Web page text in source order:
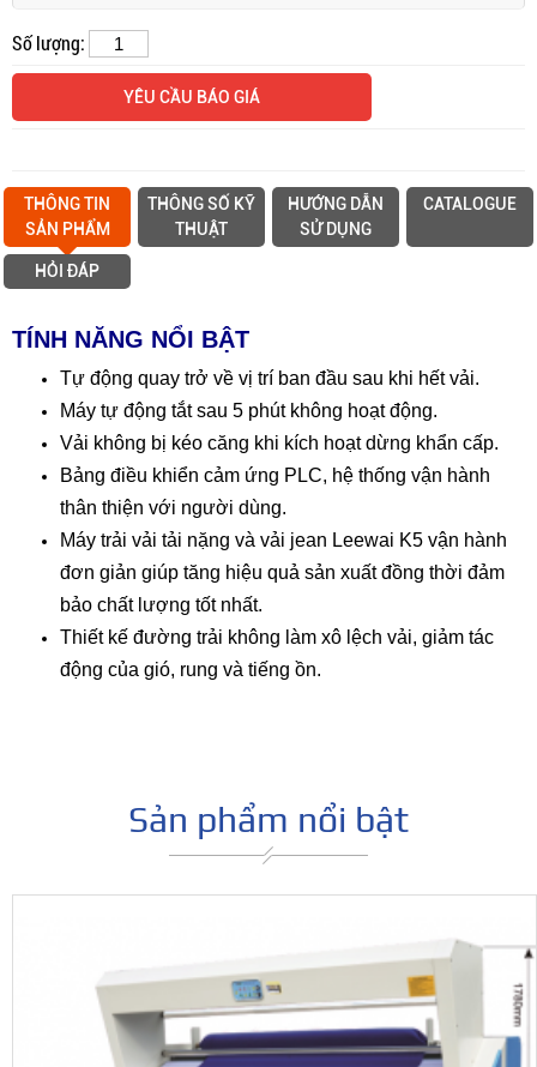
Số lượng:
YÊU CẦU BÁO GIÁ
THÔNG TIN
SẢN PHẨM
THÔNG SỐ KỸ
THUẬT
HƯỚNG DẪN
SỬ DỤNG
CATALOGUE
HỎI ĐÁP
TÍNH NĂNG NỔI BẬT
Tự động quay trở về vị trí ban đầu sau khi hết vải.
Máy tự động tắt sau 5 phút không hoạt động.
Vải không bị kéo căng khi kích hoạt dừng khẩn cấp.
Bảng điều khiển cảm ứng PLC, hệ thống vận hành
thân thiện với người dùng.
Máy trải vải tải nặng và vải jean Leewai K5 vận hành
đơn giản giúp tăng hiệu quả sản xuất đồng thời đảm
bảo chất lượng tốt nhất.
Thiết kế đường trải không làm xô lệch vải, giảm tác
động của gió, rung và tiếng ồn.
Sản phẩm nổi bật